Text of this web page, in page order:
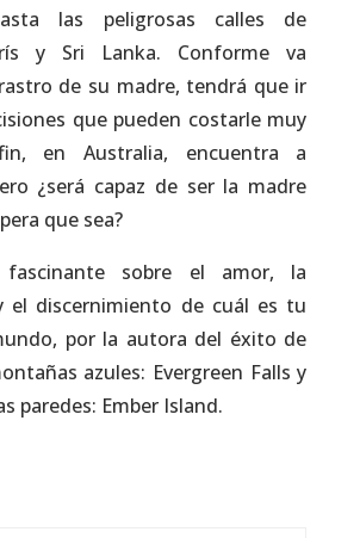
las peligrosas calles de
y Sri Lanka. Conforme va
de su madre, tendrá que ir
que pueden costarle muy
en Australia, encuentra a
¿será capaz de ser la madre
que sea?
fascinante sobre el amor, la
el discernimiento de cuál es tu
por la autora del éxito de
azules: Evergreen Falls y
paredes: Ember Island.